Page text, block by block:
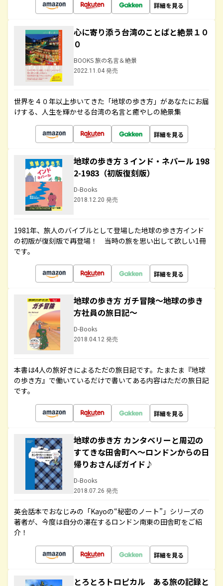
詳細を見る
心に寄り添う台湾のことばと絶景１０
０
BOOKS 旅の名言＆絶景
2022.11.04 発売
世界を４０年以上歩いてきた「地球の歩き方」があなたにお届
けする、人生を輝かせる台湾の名言と癒やしの絶景集
詳細を見る
地球の歩き方 3 インド・ネパール 198
2-1983（初版復刻版）
D-Books
2018.12.20 発売
1981年、旅人のバイブルとして登場した地球の歩き方インド
の初版が復刻版で再登場！ 当時の旅を思い出して欲しい1冊
です。
詳細を見る
地球の歩き方 ガチ冒険～地球の歩き
方社員の旅日記～
D-Books
2018.04.12 発売
本書は4人の旅好きによるただの旅日記です。たまたま『地球
の歩き方』で働いているだけで書いてある内容はただの旅日記
です。
詳細を見る
地球の歩き方 カンタベリーと周辺の
すてきな田舎町へ～ロンドンからの日
帰りおさんぽガイド♪
D-Books
2018.07.26 発売
英会話本でおなじみの「Kayoの“秘密のノート”」シリーズの
著者が、今度は自分の滞在するロンドン南東の田舎町をご紹
介！
詳細を見る
とろとろトロピカル ある旅の記録と